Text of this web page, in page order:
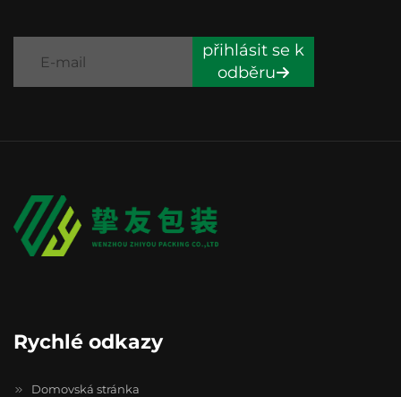
přihlásit se k
odběru
Rychlé odkazy
Domovská stránka